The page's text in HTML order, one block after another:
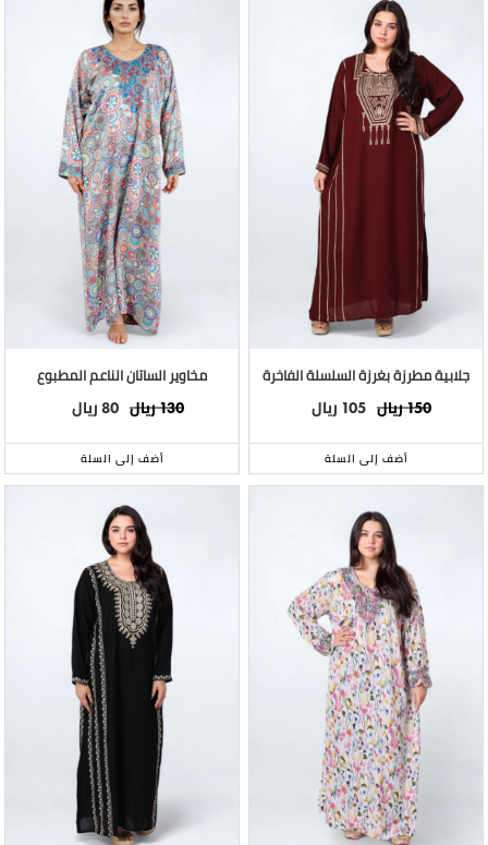
جلابية مطرزة بغرزة السلسلة الفاخرة
ريال150 ريال 105
أضف إلى السلة
مخاوير الساتان الناعم المطبوع
ريال130 ريال 80
أضف إلى السلة